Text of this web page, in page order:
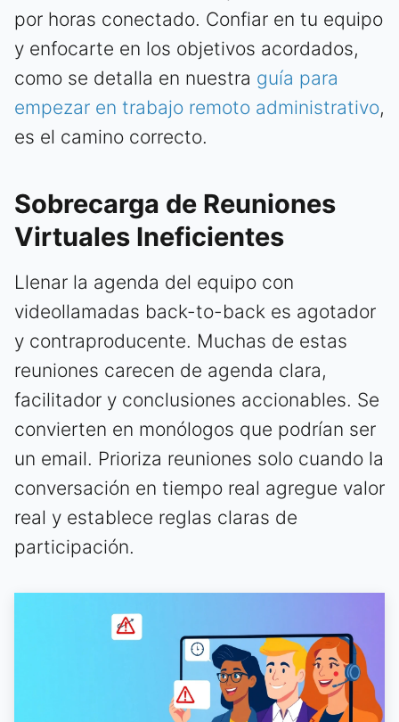
por horas conectado. Confiar en tu equipo
y enfocarte en los objetivos acordados,
como se detalla en nuestra guía para
empezar en trabajo remoto administrativo,
es el camino correcto.
Sobrecarga de Reuniones
Virtuales Ineficientes
Llenar la agenda del equipo con
videollamadas back-to-back es agotador
y contraproducente. Muchas de estas
reuniones carecen de agenda clara,
facilitador y conclusiones accionables. Se
convierten en monólogos que podrían ser
un email. Prioriza reuniones solo cuando la
conversación en tiempo real agregue valor
real y establece reglas claras de
participación.